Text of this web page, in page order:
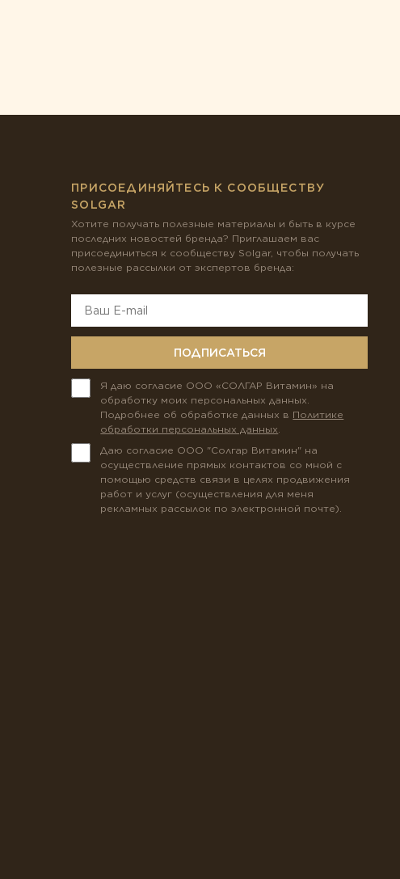
ПРИСОЕДИНЯЙТЕСЬ К СООБЩЕСТВУ
SOLGAR
Хотите получать полезные материалы и быть в курсе
последних новостей бренда? Приглашаем вас
присоединиться к сообществу Solgar, чтобы получать
полезные рассылки от экспертов бренда:
ПОДПИСАТЬСЯ
Я даю согласие ООО «СОЛГАР Витамин» на
обработку моих персональных данных.
Подробнее об обработке данных в Политике
обработки персональных данных.
Даю согласие ООО "Солгар Витамин" на
осуществление прямых контактов со мной с
помощью средств связи в целях продвижения
работ и услуг (осуществления для меня
рекламных рассылок по электронной почте).